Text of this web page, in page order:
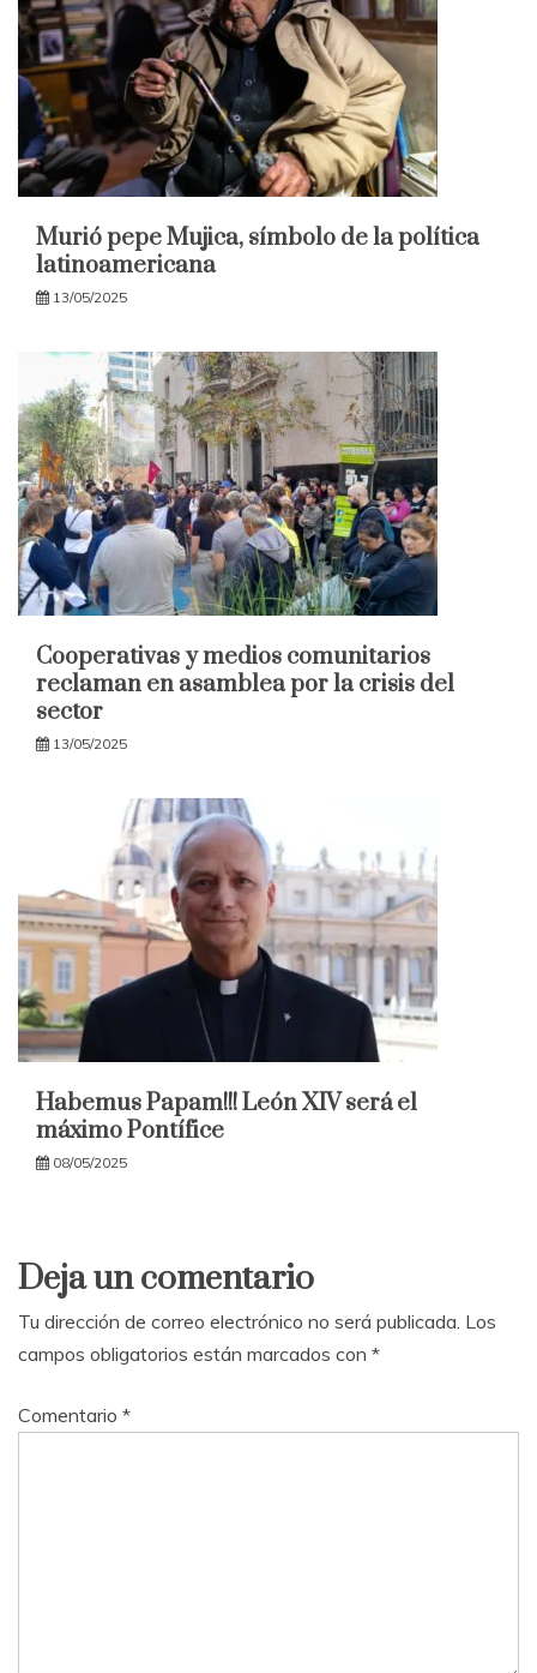
Murió pepe Mujica, símbolo de la política
latinoamericana
13/05/2025
Cooperativas y medios comunitarios
reclaman en asamblea por la crisis del
sector
13/05/2025
Habemus Papam!!! León XIV será el
máximo Pontífice
08/05/2025
Deja un comentario
Tu dirección de correo electrónico no será publicada. Los
campos obligatorios están marcados con *
Comentario *